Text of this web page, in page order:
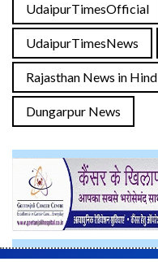
UdaipurTimesOfficial
UdaipurTimesNews
Rajasthan News in
Dungarpur News